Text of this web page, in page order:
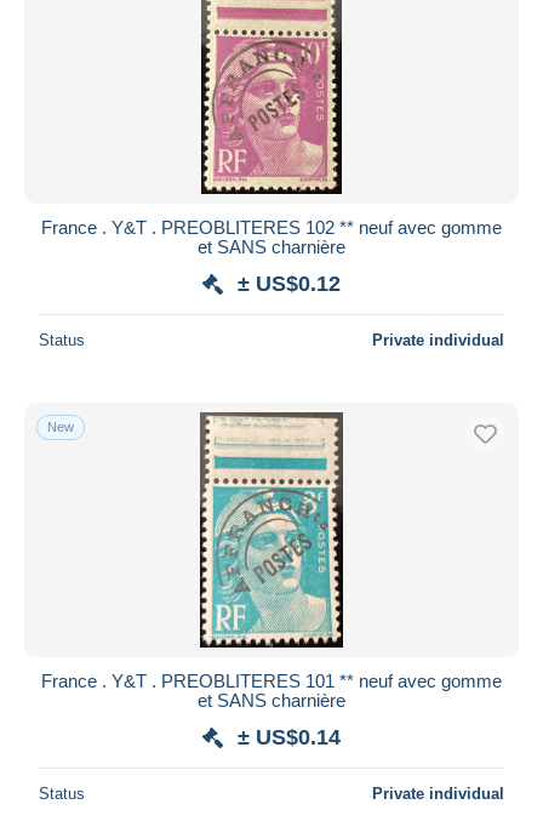
France . Y&T . PREOBLITERES 102 ** neuf avec gomme
et SANS charnière
± US$0.12
Status Private individual
New
France . Y&T . PREOBLITERES 101 ** neuf avec gomme
et SANS charnière
± US$0.14
Status Private individual